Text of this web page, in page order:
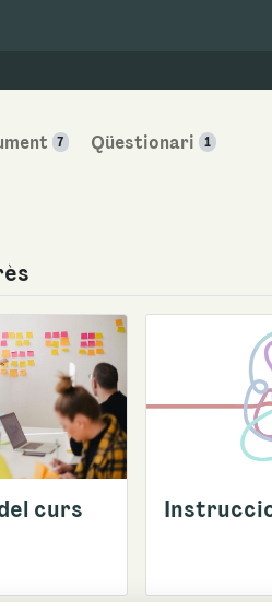
7 Qüestionari 1
curs